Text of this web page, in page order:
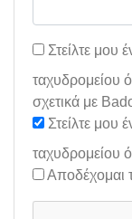
Στείλτε μου
ταχυδρομείου
σχετικά με
Στείλτε μου
ταχυδρομείου
Αποδέχομαι